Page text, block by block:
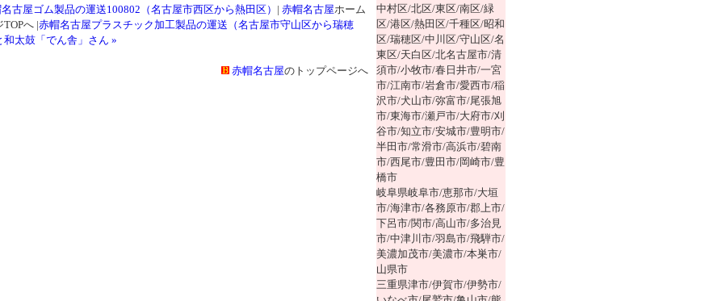
古屋ゴム製品の運送100802（名古屋市西区から熱田区） 赤帽名古屋ホーム
へ | 赤帽名古屋プラスチック加工製品の運送（名古屋市守山区から瑞穂
和太鼓「でん舎」さん »
赤帽名古屋のトップページへ
中村区/北区/東区/南区/緑
区/港区/熱田区/千種区/昭和
区/瑞穂区/中川区/守山区/名
東区/天白区/北名古屋市/清
須市/小牧市/春日井市/一宮
市/江南市/岩倉市/愛西市/稲
沢市/犬山市/弥富市/尾張旭
市/東海市/瀬戸市/大府市/刈
谷市/知立市/安城市/豊明市/
半田市/常滑市/高浜市/碧南
市/西尾市/豊田市/岡崎市/豊
橋市
岐阜県岐阜市/恵那市/大垣
市/海津市/各務原市/郡上市/
下呂市/関市/高山市/多治見
市/中津川市/羽島市/飛騨市/
美濃加茂市/美濃市/本巣市/
山県市
三重県津市/伊賀市/伊勢市/